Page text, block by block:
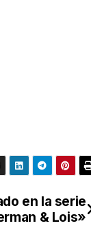
en la serie
& Lois»